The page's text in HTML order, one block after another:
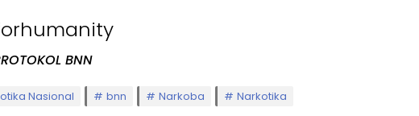
BNN
Nasional bnn Narkoba Narkotika